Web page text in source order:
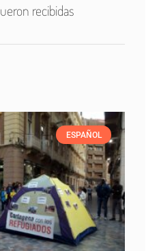
recibidas
ESPAÑOL